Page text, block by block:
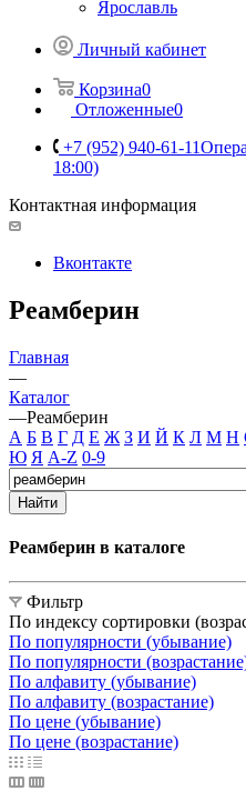
Ярославль
Личный кабинет
Корзина0
Отложенные0
+7 (952) 940-61-11
18:00)
Контактная информация
Вконтакте
Реамберин
Главная
—
Каталог
—Реамберин
А Б В Г Д Е Ж З И Й К Л М Н
Ю Я A-Z 0-9
Найти
Реамберин в каталоге
Фильтр
По индексу сортировки
По популярности (убывание)
По популярности
По алфавиту (убывание)
По алфавиту (возрастание)
По цене (убывание)
По цене (возрастание)